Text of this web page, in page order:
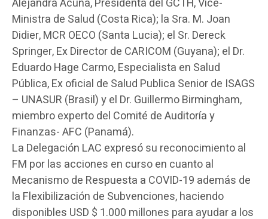
Alejandra Acuña, Presidenta del GCTH, Vice-
Ministra de Salud (Costa Rica); la Sra. M. Joan
Didier, MCR OECO (Santa Lucia); el Sr. Dereck
Springer, Ex Director de CARICOM (Guyana); el Dr.
Eduardo Hage Carmo, Especialista en Salud
Pública, Ex oficial de Salud Publica Senior de ISAGS
– UNASUR (Brasil) y el Dr. Guillermo Birmingham,
miembro experto del Comité de Auditoría y
Finanzas- AFC (Panamá).
La Delegación LAC expresó su reconocimiento al
FM por las acciones en curso en cuanto al
Mecanismo de Respuesta a COVID-19 además de
la Flexibilización de Subvenciones, haciendo
disponibles USD $ 1.000 millones para ayudar a los